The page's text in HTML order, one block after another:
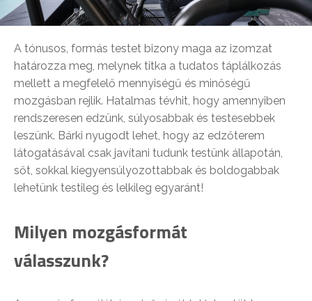
A tónusos, formás testet bizony maga az izomzat
határozza meg, melynek titka a tudatos táplálkozás
mellett a megfelelő mennyiségű és minőségű
mozgásban rejlik. Hatalmas tévhit, hogy amennyiben
rendszeresen edzünk, súlyosabbak és testesebbek
leszünk. Bárki nyugodt lehet, hogy az edzőterem
látogatásával csak javítani tudunk testünk állapotán,
sőt, sokkal kiegyensúlyozottabbak és boldogabbak
lehetünk testileg és lelkileg egyaránt!
Milyen mozgásformát
válasszunk?